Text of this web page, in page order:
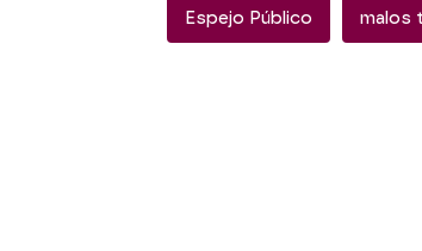
Espejo Público malos